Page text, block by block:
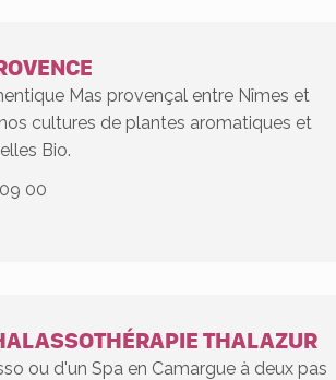
Mas provençal entre Nîmes et
cultures de plantes aromatiques et
Bio.
00
THALAZUR
ou d'un Spa en Camargue à deux pas